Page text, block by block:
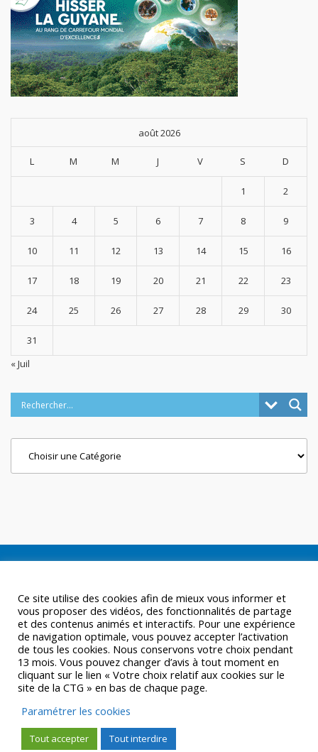
août 2026
L M M J V S D
1 2
3 4 5 6 7 8 9
10 11 12 13 14 15 16
17 18 19 20 21 22 23
24 25 26 27 28 29 30
31
« Juil
Ce site utilise des cookies afin de mieux vous informer et
vous proposer des vidéos, des fonctionnalités de partage
et des contenus animés et interactifs. Pour une expérience
de navigation optimale, vous pouvez accepter l’activation
de tous les cookies. Nous conservons votre choix pendant
13 mois. Vous pouvez changer d’avis à tout moment en
cliquant sur le lien « Votre choix relatif aux cookies sur le
site de la CTG » en bas de chaque page.
Paramétrer les cookies
Tout accepter Tout interdire